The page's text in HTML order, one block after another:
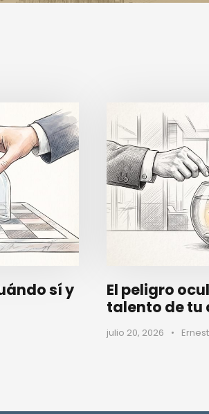
sí y
El peligro
talento de tu
julio 20, 2026 •